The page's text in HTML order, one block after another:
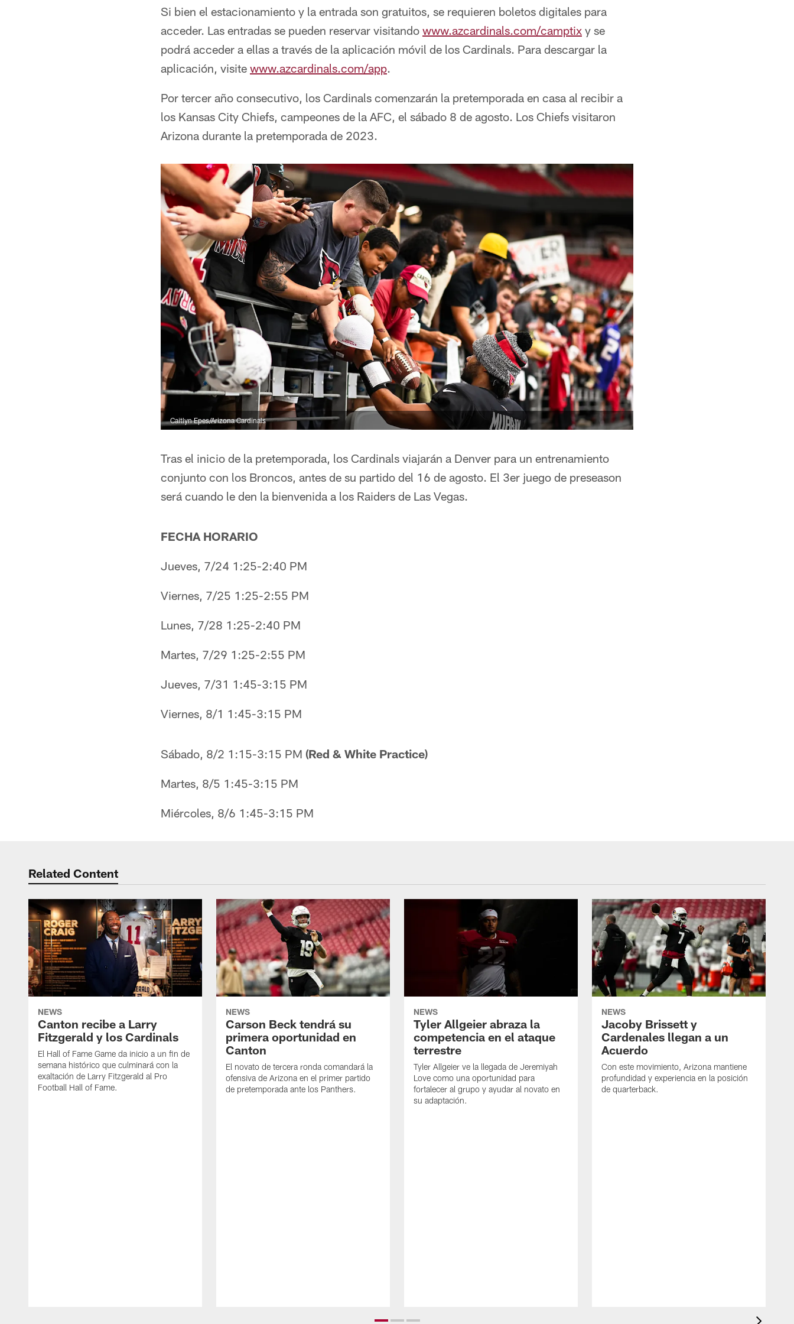
Si bien el estacionamiento y la entrada son gratuitos, se requieren boletos digitales para
acceder. Las entradas se pueden reservar visitando www.azcardinals.com/camptix y se
podrá acceder a ellas a través de la aplicación móvil de los Cardinals. Para descargar la
aplicación, visite www.azcardinals.com/app.
Por tercer año consecutivo, los Cardinals comenzarán la pretemporada en casa al recibir a
los Kansas City Chiefs, campeones de la AFC, el sábado 8 de agosto. Los Chiefs visitaron
Arizona durante la pretemporada de 2023.
Caitlyn Epes/Arizona Cardinals
Tras el inicio de la pretemporada, los Cardinals viajarán a Denver para un entrenamiento
conjunto con los Broncos, antes de su partido del 16 de agosto. El 3er juego de preseason
será cuando le den la bienvenida a los Raiders de Las Vegas.
FECHA HORARIO
Jueves, 7/24 1:25-2:40 PM
Viernes, 7/25 1:25-2:55 PM
Lunes, 7/28 1:25-2:40 PM
Martes, 7/29 1:25-2:55 PM
Jueves, 7/31 1:45-3:15 PM
Viernes, 8/1 1:45-3:15 PM
Sábado, 8/2 1:15-3:15 PM (Red & White Practice)
Martes, 8/5 1:45-3:15 PM
Miércoles, 8/6 1:45-3:15 PM
Related Content
NEWS
Canton recibe a Larry
Fitzgerald y los Cardinals
El Hall of Fame Game da inicio a un fin de
semana histórico que culminará con la
exaltación de Larry Fitzgerald al Pro
Football Hall of Fame.
NEWS
Carson Beck tendrá su
primera oportunidad en
Canton
El novato de tercera ronda comandará la
ofensiva de Arizona en el primer partido
de pretemporada ante los Panthers.
NEWS
Tyler Allgeier abraza la
competencia en el ataque
terrestre
Tyler Allgeier ve la llegada de Jeremiyah
Love como una oportunidad para
fortalecer al grupo y ayudar al novato en
su adaptación.
NEWS
Jacoby Brissett y
Cardenales llegan a un
Acuerdo
Con este movimiento, Arizona mantiene
profundidad y experiencia en la posición
de quarterback.